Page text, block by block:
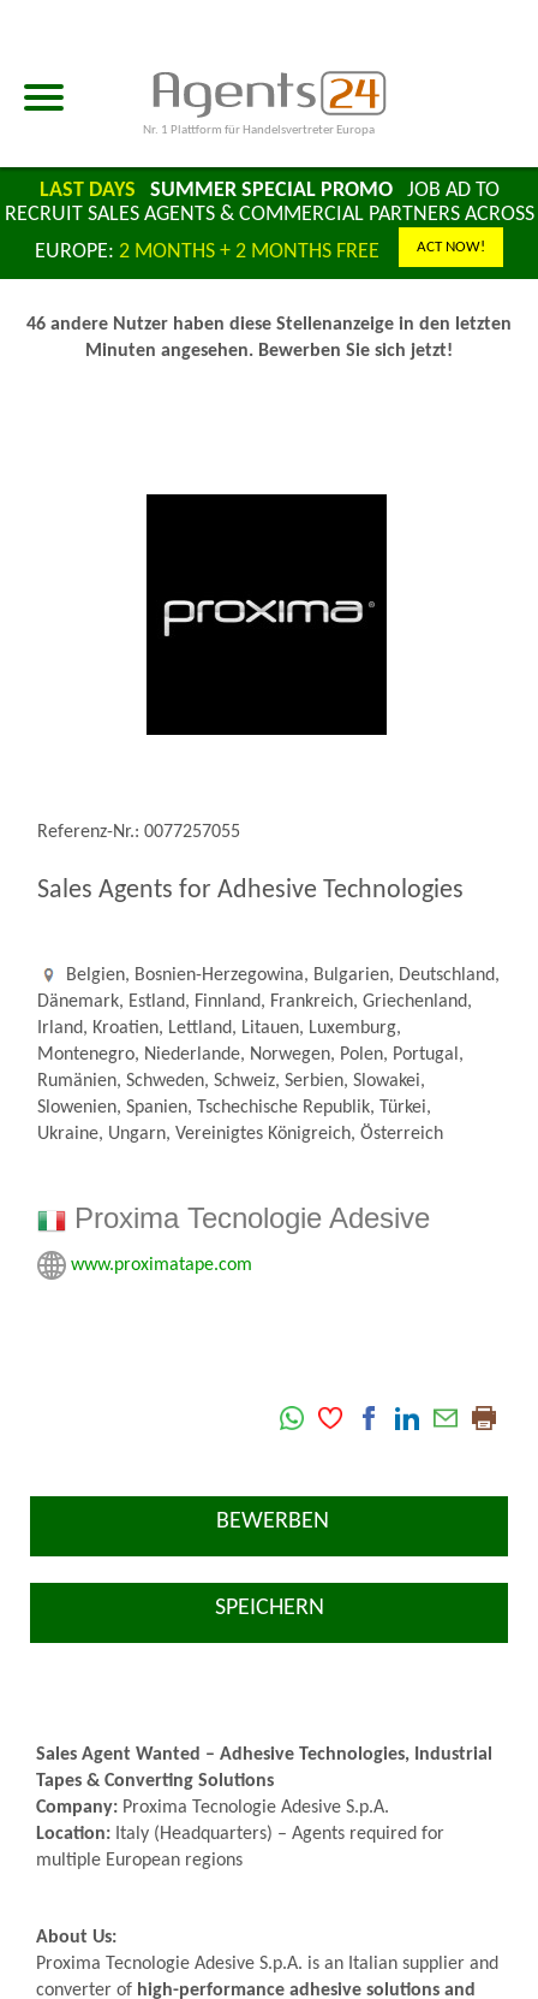
Nr. 1 Plattform für Handelsvertreter Europa
LAST DAYS SUMMER SPECIAL PROMOJOB AD TO
RECRUIT SALES AGENTS & COMMERCIAL PARTNERS ACROSS
EUROPE: 2 MONTHS + 2 MONTHS FREE ACT NOW!
46 andere Nutzer haben diese Stellenanzeige in den letzten
Minuten angesehen. Bewerben Sie sich jetzt!
Referenz-Nr.: 0077257055
Sales Agents for Adhesive Technologies
Belgien, Bosnien-Herzegowina, Bulgarien, Deutschland,
Dänemark, Estland, Finnland, Frankreich, Griechenland,
Irland, Kroatien, Lettland, Litauen, Luxemburg,
Montenegro, Niederlande, Norwegen, Polen, Portugal,
Rumänien, Schweden, Schweiz, Serbien, Slowakei,
Slowenien, Spanien, Tschechische Republik, Türkei,
Ukraine, Ungarn, Vereinigtes Königreich, Österreich
Proxima Tecnologie Adesive
www.proximatape.com
BEWERBEN
SPEICHERN
Sales Agent Wanted – Adhesive Technologies, Industrial
Tapes & Converting Solutions
Company: Proxima Tecnologie Adesive S.p.A.
Location: Italy (Headquarters) – Agents required for
multiple European regions
About Us:
Proxima Tecnologie Adesive S.p.A. is an Italian supplier and
converter of high-performance adhesive solutions and